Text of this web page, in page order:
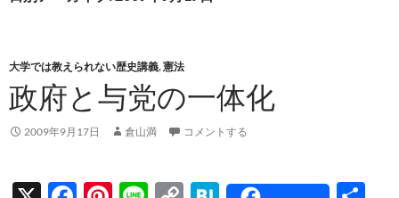
ッ
大学では教えられない歴史講義,憲法
政府と与党の一体化
2009年9月17日 倉山満 コメントする